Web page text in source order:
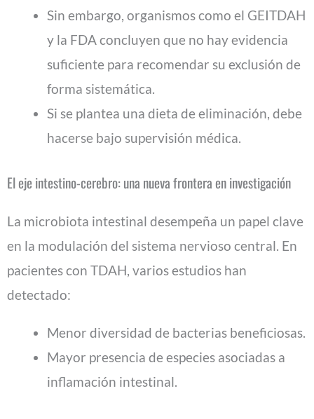
Sin embargo, organismos como el GEITDAH
y la FDA concluyen que no hay evidencia
suficiente para recomendar su exclusión de
forma sistemática.
Si se plantea una dieta de eliminación, debe
hacerse bajo supervisión médica.
El eje intestino-cerebro: una nueva frontera en investigación
La microbiota intestinal desempeña un papel clave
en la modulación del sistema nervioso central. En
pacientes con TDAH, varios estudios han
detectado:
Menor diversidad de bacterias beneficiosas.
Mayor presencia de especies asociadas a
inflamación intestinal.